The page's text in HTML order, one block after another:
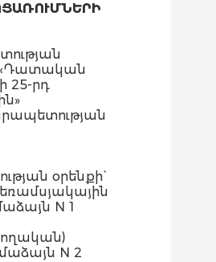
«Դատական
25-րդ
օրենքի`
N 1
N 2